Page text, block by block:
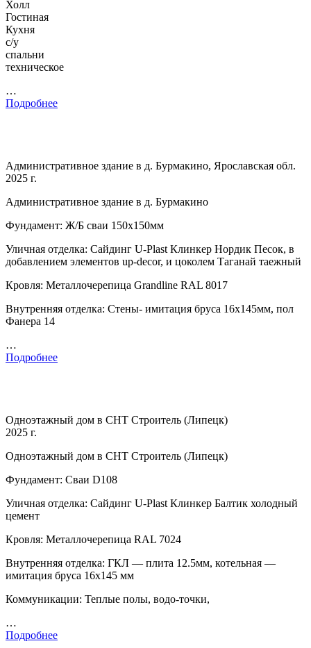
Холл
Гостиная
Кухня
с/у
спальни
техническое
…
Подробнее
Административное здание в д. Бурмакино, Ярославская обл.
2025 г.
Административное здание в д. Бурмакино
Фундамент: Ж/Б сваи 150х150мм
Уличная отделка: Сайдинг U-Plast Клинкер Нордик Песок, в
добавлением элементов up-decor, и цоколем Таганай таежный
Кровля: Металлочерепица Grandline RAL 8017
Внутренняя отделка: Стены- имитация бруса 16х145мм, пол
Фанера 14
…
Подробнее
Одноэтажный дом в СНТ Строитель (Липецк)
2025 г.
Одноэтажный дом в СНТ Строитель (Липецк)
Фундамент: Сваи D108
Уличная отделка: Сайдинг U-Plast Клинкер Балтик холодный
цемент
Кровля: Металлочерепица RAL 7024
Внутренняя отделка: ГКЛ — плита 12.5мм, котельная —
имитация бруса 16х145 мм
Коммуникации: Теплые полы, водо-точки,
…
Подробнее